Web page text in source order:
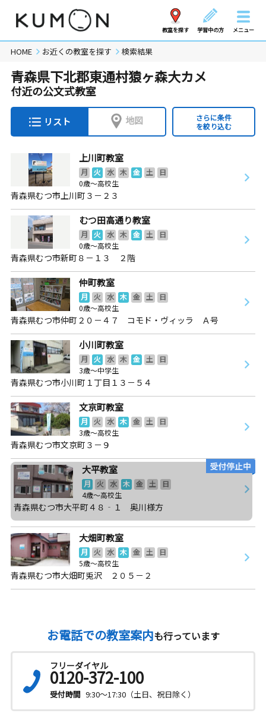
教室を探す 学習中の方 メニュー
HOME お近くの教室を探す 検索結果
青森県下北郡東通村猿ヶ森大カメ
付近の公文式教室
リスト 地図
さらに条件
を絞り込む
上川町教室
月 火 水 木 金 土
日
0歳～高校生
青森県むつ市上川町３－２３
むつ田高通り教室
月 火 水 木 金 土
日
0歳～高校生
青森県むつ市新町８－１３ ２階
仲町教室
月 火 水 木 金 土
日
0歳～高校生
青森県むつ市仲町２０－４７ コモド・ヴィッラ Ａ号
小川町教室
月 火 水 木 金 土
日
3歳～中学生
青森県むつ市小川町１丁目１３－５４
文京町教室
月 火 水 木 金 土
日
3歳～高校生
青森県むつ市文京町３－９
大平教室
月 火 水 木 金 土
日
4歳～高校生
青森県むつ市大平町４８‐１ 奥川様方
大畑町教室
月 火 水 木 金 土
日
5歳～高校生
青森県むつ市大畑町兎沢 ２０５－２
お電話での教室案内も行っています
フリーダイヤル
0120-372-100
受付時間 9:30～17:30（土日、祝日除く）